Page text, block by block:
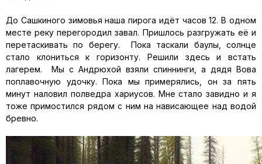
До Сашкиного зимовья наша пирога идёт часов 12. В одном
месте реку перегородил завал. Пришлось разгружать её и
перетаскивать по берегу. Пока таскали баулы, солнце
стало клониться к горизонту. Решили здесь и встать
лагерем. Мы с Андрюхой взяли спиннинги, а дядя Вова
поплавочную удочку. Пока мы примерялись, он за пять
минут наловил полведра хариусов. Мне стало завидно и я
тоже примостился рядом с ним на нависающее над водой
бревно.